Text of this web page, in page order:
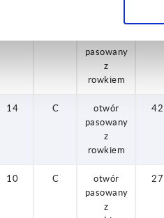
12 C
otwór
pasowany
z
rowkiem
42
14 C
otwór
pasowany
z
rowkiem
42
10 C
otwór
pasowany
z
27